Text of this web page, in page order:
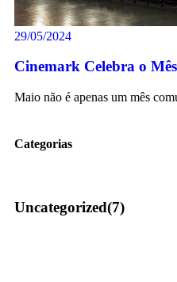
29/05/2024
Cinemark Celebra o
Maio não é apenas um mês
Categorias
Uncategorized(7)